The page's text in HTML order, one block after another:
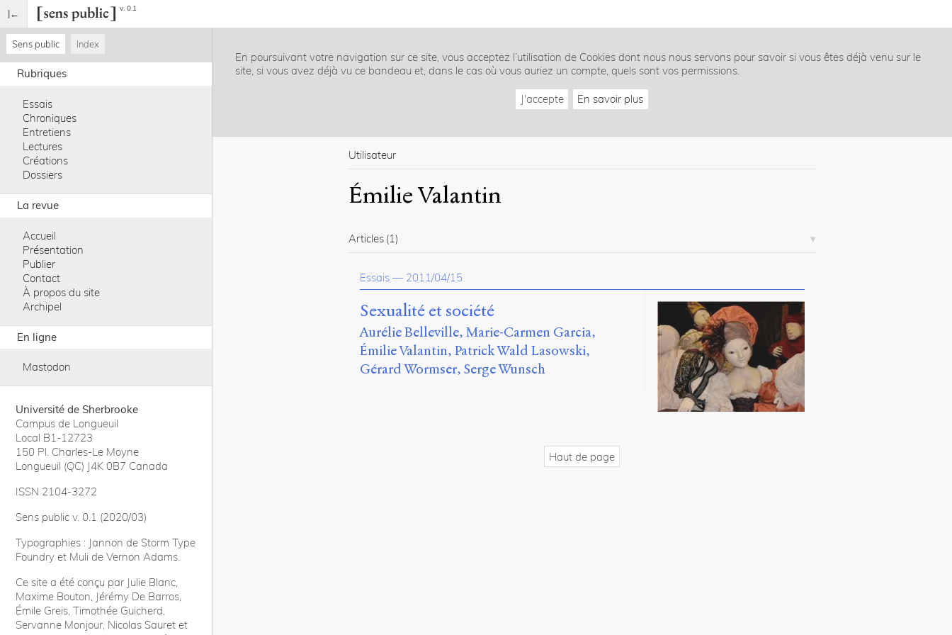
v. 0.1
Sens public Index
Rubriques
Essais
Chroniques
Entretiens
Lectures
Créations
Dossiers
La revue
Accueil
Présentation
Publier
Contact
À propos du site
Archipel
En ligne
Mastodon
Université de Sherbrooke
Campus de Longueuil
Local B1-12723
150 Pl. Charles-Le Moyne
Longueuil (QC) J4K 0B7 Canada
ISSN 2104-3272
Sens public v. 0.1 (2020/03)
Typographies : Jannon de Storm Type
Foundry et Muli de Vernon Adams.
Ce site a été conçu par Julie Blanc,
Maxime Bouton, Jérémy De Barros,
Émile Greis, Timothée Guicherd,
Servanne Monjour, Nicolas Sauret et
En poursuivant votre navigation sur ce site, vous acceptez l’utilisation de Cookies dont nous nous servons pour savoir si vous êtes déjà venu sur le
site, si vous avez déjà vu ce bandeau et, dans le cas où vous auriez un compte, quels sont vos permissions.
J'accepte En savoir plus
Utilisateur
Émilie Valantin
Articles (1)
Essais — 2011/04/15
Sexualité et société
Aurélie Belleville Marie-Carmen Garcia
Émilie Valantin Patrick Wald Lasowski
Gérard Wormser Serge Wunsch
Haut de page